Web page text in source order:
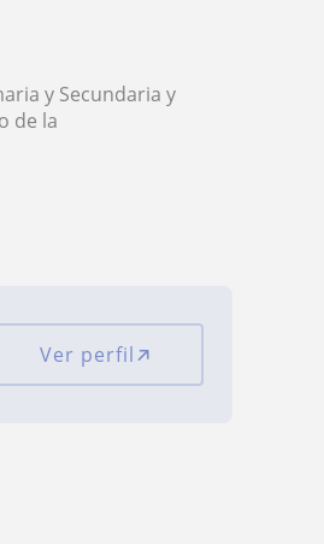
y Secundaria y
de la
Ver perfil